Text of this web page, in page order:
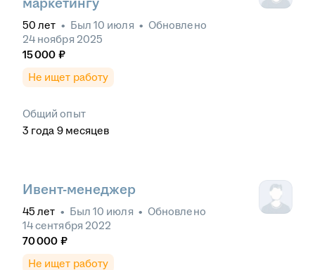
маркетингу
50 лет • Был 10 июля • Обновлено
24 ноября 2025
15 000 ₽
Не ищет работу
Общий опыт
3 года 9 месяцев
Ивент-менеджер
45 лет • Был 10 июля • Обновлено
14 сентября 2022
70 000 ₽
Не ищет работу